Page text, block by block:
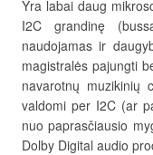
Yra labai daug
I2C grandinę
naudojamas ir
magistralės pajungti
navarotnų muzikinių
valdomi per I2C (ar
nuo paprasčiausio
Dolby Digital audio